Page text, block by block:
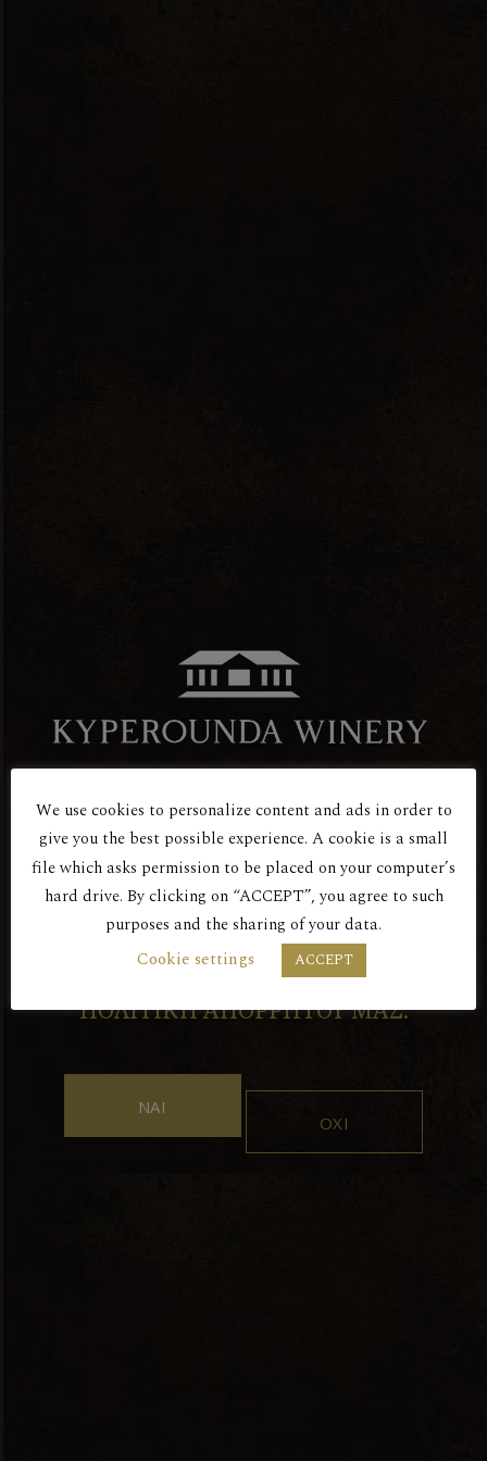
Είσαι άνω των 18 ετών;
ΜΕ ΤΗΝ ΕΙΣΟΔΟ ΣΑΣ ΣΕ ΑΥΤΟΝ ΤΟΝ
ΙΣΤΟΤΟΠΟ ΑΠΟΔΕΧΕΣΤΕ ΤΗΝ
ΠΟΛΙΤΙΚΗ ΑΠΟΡΡΗΤΟΥ ΜΑΣ.
ΝΑΙ
ΟΧΙ
Ερυθρός Ξηρός
ΕΠΟΣ ΕΡΥΘΡΟΣ 2017
We use cookies to personalize content and ads in order to
give you the best possible experience. A cookie is a small
file which asks permission to be placed on your computer’s
hard drive. By clicking on “ACCEPT”, you agree to such
purposes and the sharing of your data.
Cookie settings
ACCEPT